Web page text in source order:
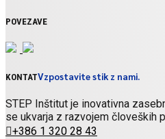
POVEZAVE
KONTATVzpostavite stik z nami.
STEP Inštitut je inovativna
se ukvarja z razvojem človeških
+386 1 320 28 43